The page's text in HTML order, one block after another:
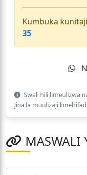
Kumbuka
35
Swali hili limeulizwa
Jina la muulizaji
MASWALI